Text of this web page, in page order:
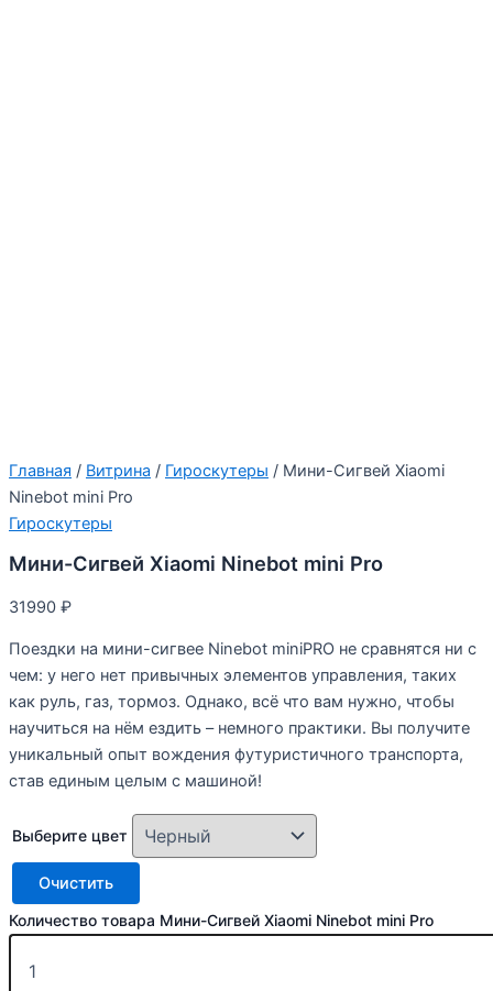
Главная / Витрина / Гироскутеры / Мини-Сигвей Xiaomi
Ninebot mini Pro
Гироскутеры
Мини-Сигвей Xiaomi Ninebot mini Pro
31990 ₽
Поездки на мини-сигвее Ninebot miniPRO не сравнятся ни с
чем: у него нет привычных элементов управления, таких
как руль, газ, тормоз. Однако, всё что вам нужно, чтобы
научиться на нём ездить – немного практики. Вы получите
уникальный опыт вождения футуристичного транспорта,
став единым целым с машиной!
Выберите цвет
Очистить
Количество товара Мини-Сигвей Xiaomi Ninebot mini Pro